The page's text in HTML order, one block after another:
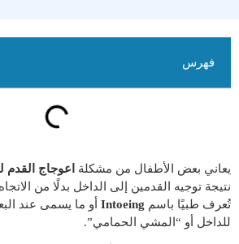
فهرس
يعاني بعض الأطفال من مشكلة اعوجاج القدم
نتيجة توجيه القدمين إلى الداخل بدلًا من
تُعرف طبيًا باسم Intoeing أو ما يسمى عند
للداخل أو “المشي الحمامي”.